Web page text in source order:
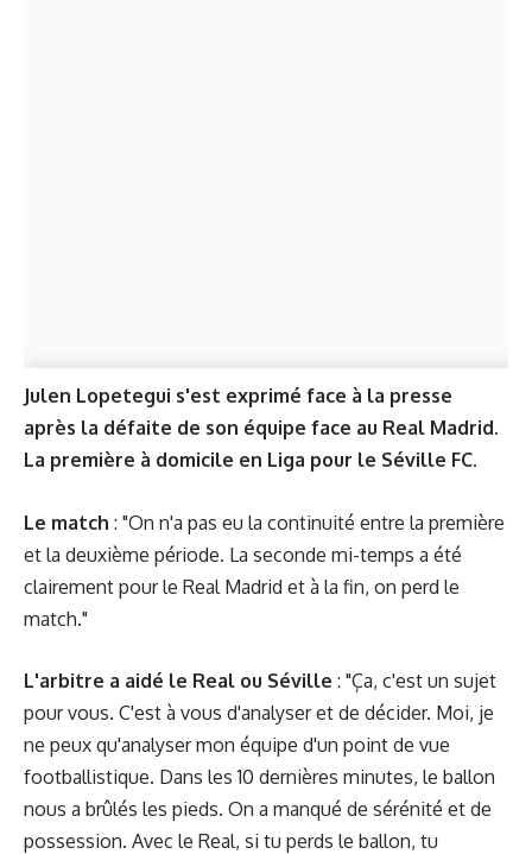
Julen Lopetegui s'est exprimé face à la presse
après la défaite de son équipe face au Real Madrid.
La première à domicile en Liga pour le Séville FC.
Le match : "On n'a pas eu la continuité entre la première
et la deuxième période. La seconde mi-temps a été
clairement pour le Real Madrid et à la fin, on perd le
match."
L'arbitre a aidé le Real ou Séville : "Ça, c'est un sujet
pour vous. C'est à vous d'analyser et de décider. Moi, je
ne peux qu'analyser mon équipe d'un point de vue
footballistique. Dans les 10 dernières minutes, le ballon
nous a brûlés les pieds. On a manqué de sérénité et de
possession. Avec le Real, si tu perds le ballon, tu